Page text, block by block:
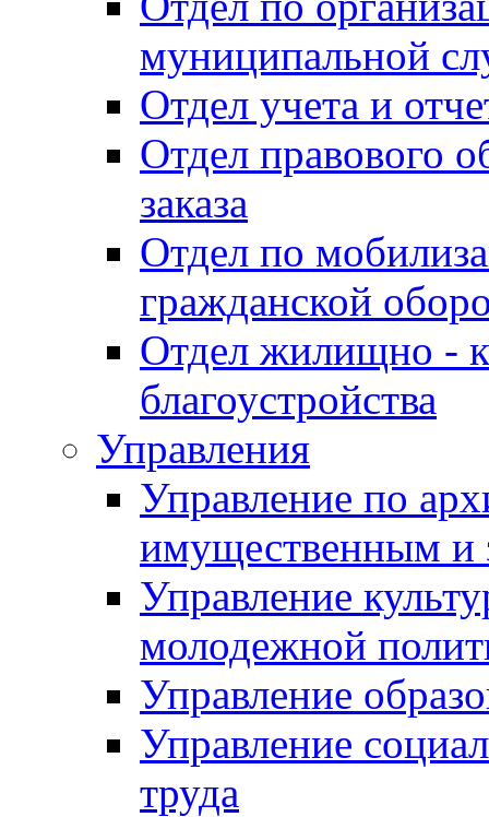
муниципальной
Отдел учета и
Отдел правового
заказа
Отдел по
гражданской
Отдел жилищно -
благоустройства
Управления
Управление по
имущественным и
Управление
молодежной
Управление
Управление
труда